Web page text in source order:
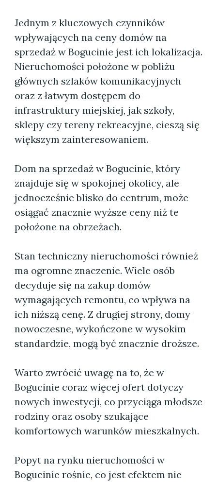
Jednym z kluczowych czynników
wpływających na ceny domów na
sprzedaż w Bogucinie jest ich lokalizacja.
Nieruchomości położone w pobliżu
głównych szlaków komunikacyjnych
oraz z łatwym dostępem do
infrastruktury miejskiej, jak szkoły,
sklepy czy tereny rekreacyjne, cieszą się
większym zainteresowaniem.
Dom na sprzedaż w Bogucinie, który
znajduje się w spokojnej okolicy, ale
jednocześnie blisko do centrum, może
osiągać znacznie wyższe ceny niż te
położone na obrzeżach.
Stan techniczny nieruchomości również
ma ogromne znaczenie. Wiele osób
decyduje się na zakup domów
wymagających remontu, co wpływa na
ich niższą cenę. Z drugiej strony, domy
nowoczesne, wykończone w wysokim
standardzie, mogą być znacznie droższe.
Warto zwrócić uwagę na to, że w
Bogucinie coraz więcej ofert dotyczy
nowych inwestycji, co przyciąga młodsze
rodziny oraz osoby szukające
komfortowych warunków mieszkalnych.
Popyt na rynku nieruchomości w
Bogucinie rośnie, co jest efektem nie